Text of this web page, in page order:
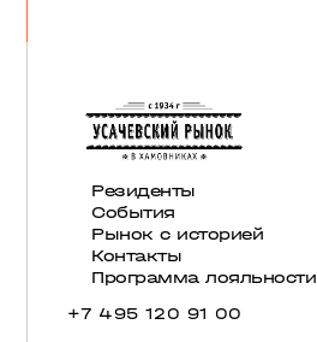
Резиденты
События
Рынок с историей
Контакты
Программа лояльности
+7 495 120 91 00